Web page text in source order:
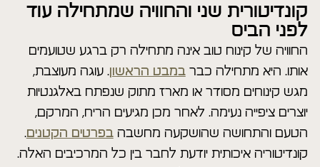
קונדיטורית שני והחוויה שמתחילה עוד
לפני הביס
החוויה של קינוח טוב אינה מתחילה רק ברגע שטועמים
אותו. היא מתחילה כברבמבט הראשון. עוגה מעוצבת,
מגש קינוחים מסודר או מארז מתוק שנפתח באלגנטיות
יוצרים ציפייה נעימה. לאחר מכן מגיעים הריח, המרקם,
הטעם והתחושה שהושקעה מחשבהבפרטים הקטנים.
קונדיטוריה איכותית יודעת לחבר בין כל המרכיבים האלה.